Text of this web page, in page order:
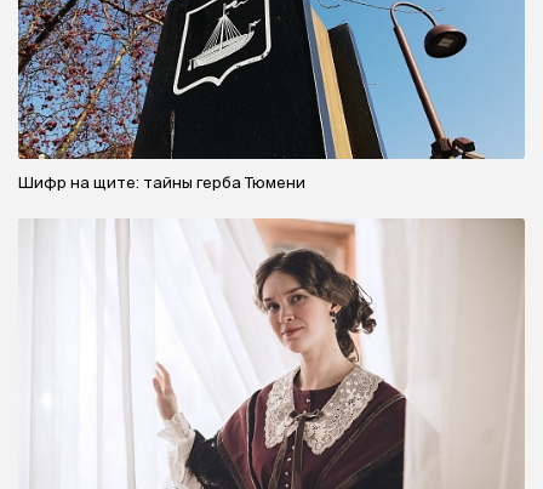
Шифр на щите: тайны герба Тюмени